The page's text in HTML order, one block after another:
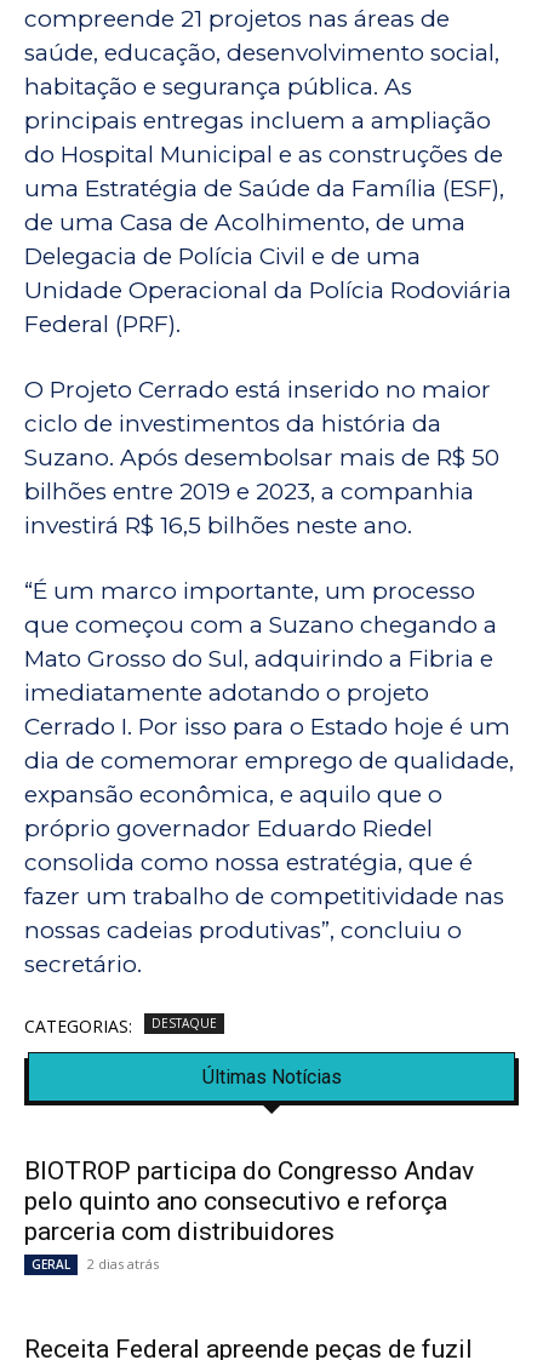
compreende 21 projetos nas áreas de
saúde, educação, desenvolvimento social,
habitação e segurança pública. As
principais entregas incluem a ampliação
do Hospital Municipal e as construções de
uma Estratégia de Saúde da Família (ESF),
de uma Casa de Acolhimento, de uma
Delegacia de Polícia Civil e de uma
Unidade Operacional da Polícia Rodoviária
Federal (PRF).
O Projeto Cerrado está inserido no maior
ciclo de investimentos da história da
Suzano. Após desembolsar mais de R$ 50
bilhões entre 2019 e 2023, a companhia
investirá R$ 16,5 bilhões neste ano.
“É um marco importante, um processo
que começou com a Suzano chegando a
Mato Grosso do Sul, adquirindo a Fibria e
imediatamente adotando o projeto
Cerrado I. Por isso para o Estado hoje é um
dia de comemorar emprego de qualidade,
expansão econômica, e aquilo que o
próprio governador Eduardo Riedel
consolida como nossa estratégia, que é
fazer um trabalho de competitividade nas
nossas cadeias produtivas”, concluiu o
secretário.
CATEGORIAS: DESTAQUE
Últimas Notícias
BIOTROP participa do Congresso Andav
pelo quinto ano consecutivo e reforça
parceria com distribuidores
GERAL 2 dias atrás
Receita Federal apreende peças de fuzil